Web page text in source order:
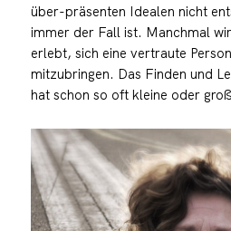
über-präsenten Idealen nicht
immer der Fall ist. Manchmal
erlebt, sich eine vertraute
mitzubringen. Das Finden und
hat schon so oft kleine oder